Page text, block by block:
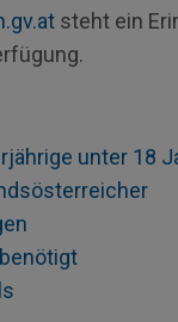
steht ein
unter 18